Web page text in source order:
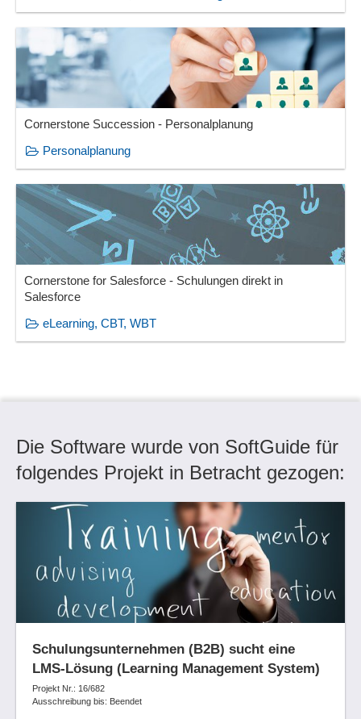
Cornerstone Succession - Personalplanung
Personalplanung
Cornerstone for Salesforce - Schulungen direkt in
Salesforce
eLearning, CBT, WBT
Die Software wurde von SoftGuide für
folgendes Projekt in Betracht gezogen:
Schulungsunternehmen (B2B) sucht eine
LMS-Lösung (Learning Management System)
Projekt Nr.: 16/682
Ausschreibung bis: Beendet